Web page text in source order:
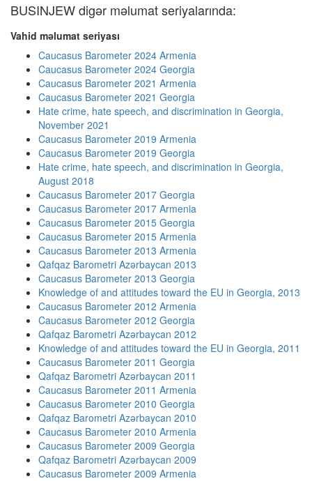
BUSINJEW digər məlumat seriyalarında:
Vahid məlumat seriyası
Caucasus Barometer 2024 Armenia
Caucasus Barometer 2024 Georgia
Caucasus Barometer 2021 Armenia
Caucasus Barometer 2021 Georgia
Hate crime, hate speech, and discrimination in Georgia,
November 2021
Caucasus Barometer 2019 Armenia
Caucasus Barometer 2019 Georgia
Hate crime, hate speech, and discrimination in Georgia,
August 2018
Caucasus Barometer 2017 Georgia
Caucasus Barometer 2017 Armenia
Caucasus Barometer 2015 Georgia
Caucasus Barometer 2015 Armenia
Caucasus Barometer 2013 Armenia
Qafqaz Barometri Azərbaycan 2013
Caucasus Barometer 2013 Georgia
Knowledge of and attitudes toward the EU in Georgia, 2013
Caucasus Barometer 2012 Armenia
Caucasus Barometer 2012 Georgia
Qafqaz Barometri Azərbaycan 2012
Knowledge of and attitudes toward the EU in Georgia, 2011
Caucasus Barometer 2011 Georgia
Qafqaz Barometri Azərbaycan 2011
Caucasus Barometer 2011 Armenia
Caucasus Barometer 2010 Georgia
Qafqaz Barometri Azərbaycan 2010
Caucasus Barometer 2010 Armenia
Caucasus Barometer 2009 Georgia
Qafqaz Barometri Azərbaycan 2009
Caucasus Barometer 2009 Armenia